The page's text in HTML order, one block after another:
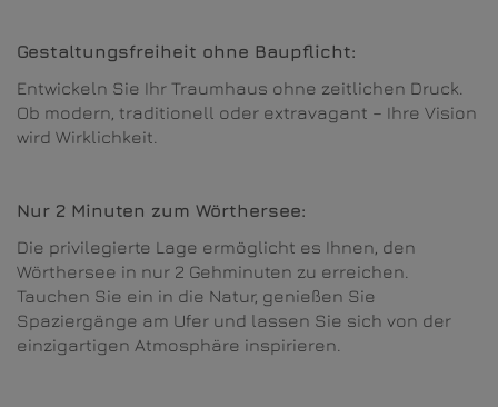
Gestaltungsfreiheit ohne Baupflicht:
Entwickeln Sie Ihr Traumhaus ohne zeitlichen Druck.
Ob modern, traditionell oder extravagant – Ihre Vision
wird Wirklichkeit.
Nur 2 Minuten zum Wörthersee:
Die privilegierte Lage ermöglicht es Ihnen, den
Wörthersee in nur 2 Gehminuten zu erreichen.
Tauchen Sie ein in die Natur, genießen Sie
Spaziergänge am Ufer und lassen Sie sich von der
einzigartigen Atmosphäre inspirieren.